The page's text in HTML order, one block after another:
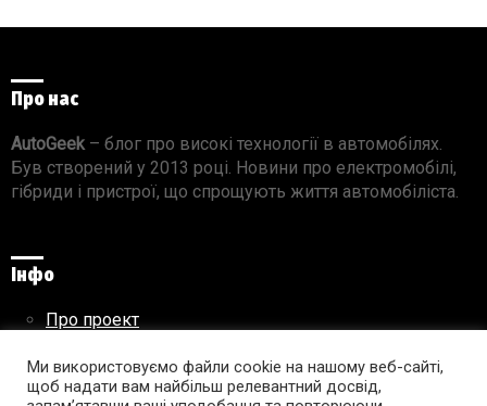
Про нас
AutoGeek – блог про високі технології в автомобілях.
Був створений у 2013 році. Новини про електромобілі,
гібриди і пристрої, що спрощують життя автомобіліста.
Інфо
Про проект
Правила використання матеріалів
Ми використовуємо файли cookie на нашому веб-сайті,
щоб надати вам найбільш релевантний досвід,